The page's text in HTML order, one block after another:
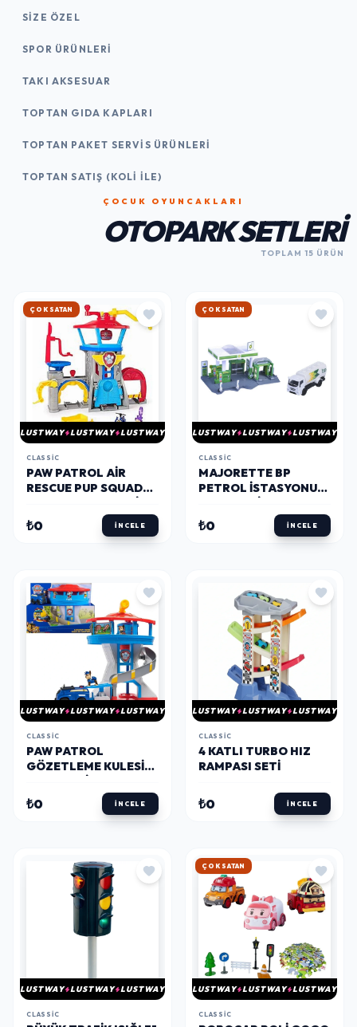
SIZE ÖZEL
SPOR ÜRÜNLERI
TAKI AKSESUAR
TOPTAN GIDA KAPLARI
TOPTAN PAKET SERVIS ÜRÜNLERI
TOPTAN SATIŞ (KOLI İLE)
ÇOCUK OYUNCAKLARI
OTOPARK SETLERI
TOPLAM 15 ÜRÜN
HIZLI KARGO
LUSTWAY LUSTWAY LUSTWAY
CLASSIC
PAW PATROL AIR
RESCUE PUP SQUAD
₺0 İNCELE
HIZLI KARGO
LUSTWAY LUSTWAY LUSTWAY
CLASSIC
MAJORETTE BP
PETROL İSTASYONU
₺0 İNCELE
LUSTWAY LUSTWAY LUSTWAY
CLASSIC
PAW PATROL
GÖZETLEME KULESI
₺0 İNCELE
LUSTWAY LUSTWAY LUSTWAY
CLASSIC
4 KATLI TURBO HIZ
RAMPASI SETI
₺0 İNCELE
LUSTWAY LUSTWAY LUSTWAY
CLASSIC
HIZLI KARGO
LUSTWAY LUSTWAY LUSTWAY
CLASSIC